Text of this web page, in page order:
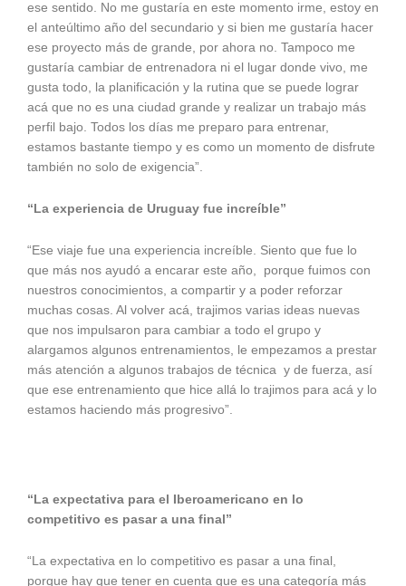
ese sentido. No me gustaría en este momento irme, estoy en
el anteúltimo año del secundario y si bien me gustaría hacer
ese proyecto más de grande, por ahora no. Tampoco me
gustaría cambiar de entrenadora ni el lugar donde vivo, me
gusta todo, la planificación y la rutina que se puede lograr
acá que no es una ciudad grande y realizar un trabajo más
perfil bajo. Todos los días me preparo para entrenar,
estamos bastante tiempo y es como un momento de disfrute
también no solo de exigencia”.
“La experiencia de Uruguay fue increíble”
“Ese viaje fue una experiencia increíble. Siento que fue lo
que más nos ayudó a encarar este año, porque fuimos con
nuestros conocimientos, a compartir y a poder reforzar
muchas cosas. Al volver acá, trajimos varias ideas nuevas
que nos impulsaron para cambiar a todo el grupo y
alargamos algunos entrenamientos, le empezamos a prestar
más atención a algunos trabajos de técnica y de fuerza, así
que ese entrenamiento que hice allá lo trajimos para acá y lo
estamos haciendo más progresivo”.
“La expectativa para el Iberoamericano en lo
competitivo es pasar a una final”
“La expectativa en lo competitivo es pasar a una final,
porque hay que tener en cuenta que es una categoría más